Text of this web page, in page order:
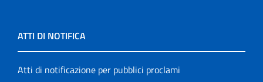
ATTI DI NOTIFICA
Atti di notificazione per pubblici proclami